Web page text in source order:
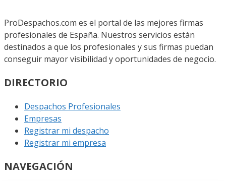
ProDespachos.com es el portal de las mejores firmas
profesionales de España. Nuestros servicios están
destinados a que los profesionales y sus firmas puedan
conseguir mayor visibilidad y oportunidades de negocio.
DIRECTORIO
Despachos Profesionales
Empresas
Registrar mi despacho
Registrar mi empresa
NAVEGACIÓN